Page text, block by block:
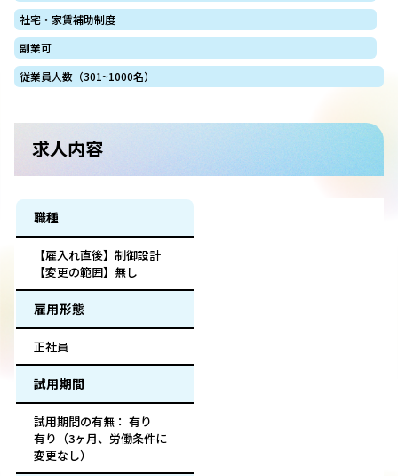
社宅・家賃補助制度
副業可
従業員人数（301~1000名）
求人内容
職種
【雇入れ直後】制御設計
【変更の範囲】無し
雇用形態
正社員
試用期間
試用期間の有無： 有り
有り（3ヶ月、労働条件に
変更なし）